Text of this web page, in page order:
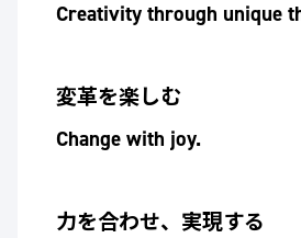
Creativity through unique
変革を楽しむ
Change with joy.
力を合わせ、実現する